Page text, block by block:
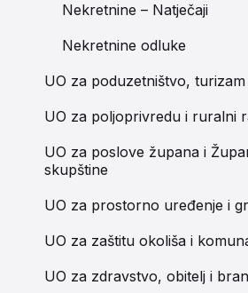
Nekretnine – Natječaji
Nekretnine odluke
UO za poduzetništvo,
UO za poljoprivredu i ruralni
UO za poslove župana i
skupštine
UO za prostorno uređenje i
UO za zaštitu okoliša i
UO za zdravstvo, obitelj i